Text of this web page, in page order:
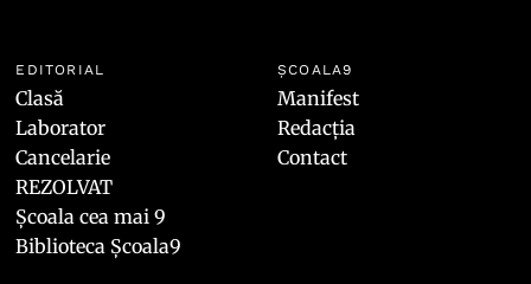
EDITORIAL
Clasă
Laborator
Cancelarie
REZOLVAT
Școala cea mai 9
Biblioteca Școala9
ȘCOALA9
Manifest
Redacția
Contact